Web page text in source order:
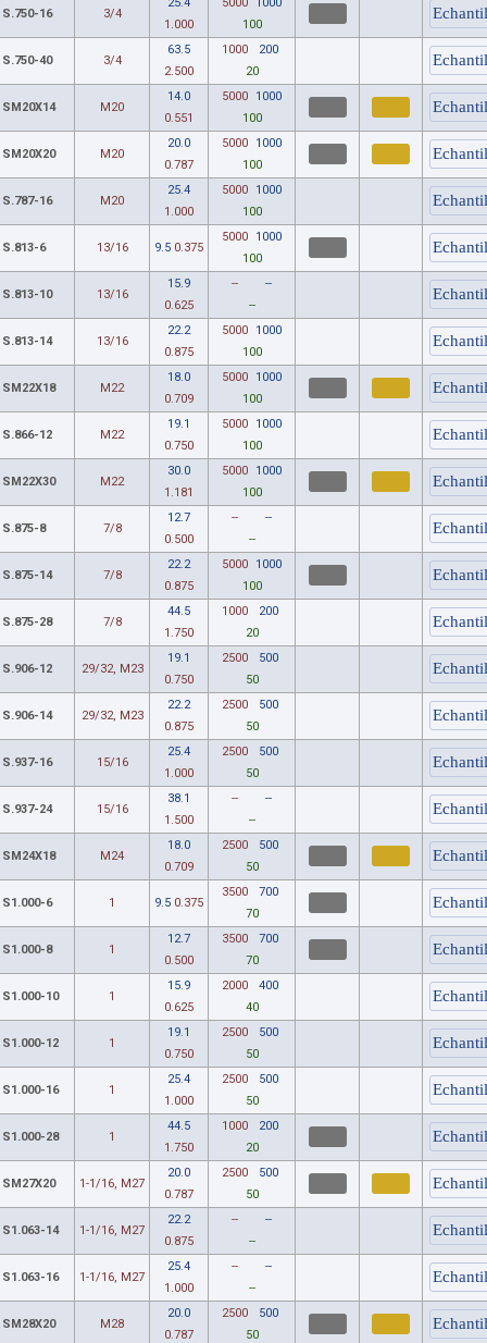
S.750-16 3/4
25.4
1.000
5000
1000
100
S.750-40 3/4
63.5
2.500
1000
200
20
SM20X14 M20
14.0
0.551
5000
1000
100
SM20X20 M20
20.0
0.787
5000
1000
100
S.787-16 M20
25.4
1.000
5000
1000
100
S.813-6 13/16 9.5 0.375
5000
1000
100
S.813-10 13/16
15.9
0.625
--
--
--
S.813-14 13/16
22.2
0.875
5000
1000
100
SM22X18 M22
18.0
0.709
5000
1000
100
S.866-12 M22
19.1
0.750
5000
1000
100
SM22X30 M22
30.0
1.181
5000
1000
100
S.875-8 7/8
12.7
0.500
--
--
--
S.875-14 7/8
22.2
0.875
5000
1000
100
S.875-28 7/8
44.5
1.750
1000
200
20
S.906-12 29/32, M23
19.1
0.750
2500
500
50
S.906-14 29/32, M23
22.2
0.875
2500
500
50
S.937-16 15/16
25.4
1.000
2500
500
50
S.937-24 15/16
38.1
1.500
--
--
--
SM24X18 M24
18.0
0.709
2500
500
50
S1.000-6 1 9.5 0.375
3500
700
70
S1.000-8 1
12.7
0.500
3500
700
70
S1.000-10 1
15.9
0.625
2000
400
40
S1.000-12 1
19.1
0.750
2500
500
50
S1.000-16 1
25.4
1.000
2500
500
50
S1.000-28 1
44.5
1.750
1000
200
20
SM27X20 1-1/16, M27
20.0
0.787
2500
500
50
S1.063-14 1-1/16, M27
22.2
0.875
--
--
--
S1.063-16 1-1/16, M27
25.4
1.000
--
--
--
SM28X20 M28
20.0
0.787
2500
500
50